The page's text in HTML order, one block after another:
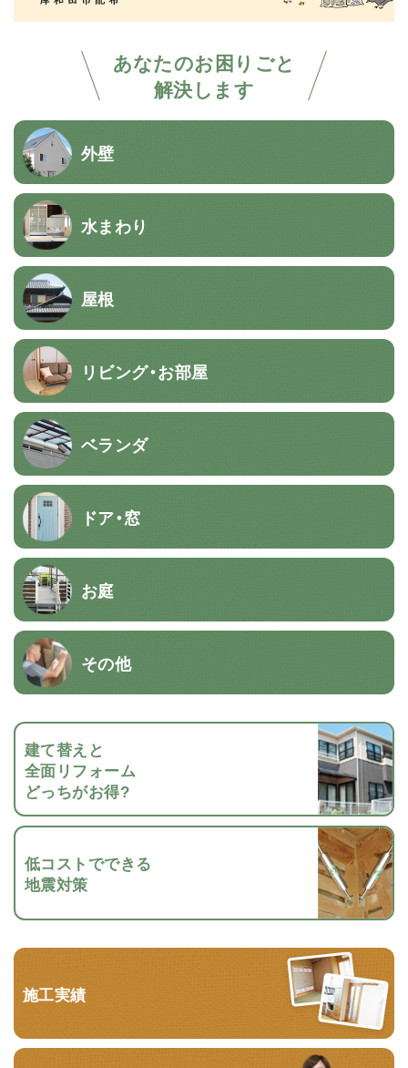
あなたのお困りごと
解決します
外壁
水まわり
屋根
リビング・お部屋
ベランダ
ドア・窓
お庭
その他
建て替えと
全面リフォーム
どっちがお得?
低コストでできる
地震対策
施工実績